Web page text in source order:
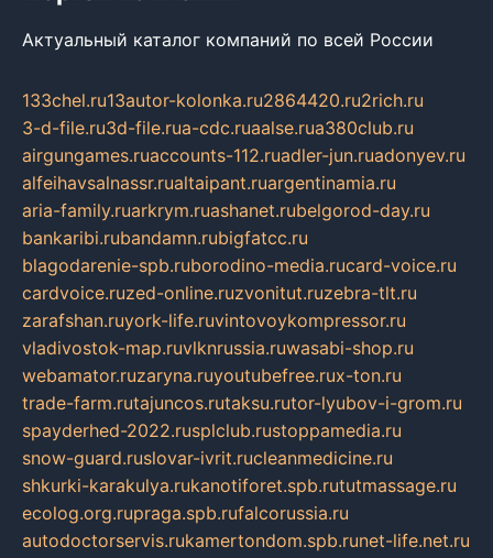
Актуальный каталог компаний по всей России
133chel.ru13autor-kolonka.ru2864420.ru2rich.ru
3-d-file.ru3d-file.rua-cdc.ruaalse.rua380club.ru
airgungames.ruaccounts-112.ruadler-jun.ruadonyev.ru
alfeihavsalnassr.rualtaipant.ruargentinamia.ru
aria-family.ruarkrym.ruashanet.rubelgorod-day.ru
bankaribi.rubandamn.rubigfatcc.ru
blagodarenie-spb.ruborodino-media.rucard-voice.ru
cardvoice.ruzed-online.ruzvonitut.ruzebra-tlt.ru
zarafshan.ruyork-life.ruvintovoykompressor.ru
vladivostok-map.ruvlknrussia.ruwasabi-shop.ru
webamator.ruzaryna.ruyoutubefree.rux-ton.ru
trade-farm.rutajuncos.rutaksu.rutor-lyubov-i-grom.ru
spayderhed-2022.rusplclub.rustoppamedia.ru
snow-guard.ruslovar-ivrit.rucleanmedicine.ru
shkurki-karakulya.rukanotiforet.spb.rututmassage.ru
ecolog.org.rupraga.spb.rufalcorussia.ru
autodoctorservis.rukamertondom.spb.runet-life.net.ru